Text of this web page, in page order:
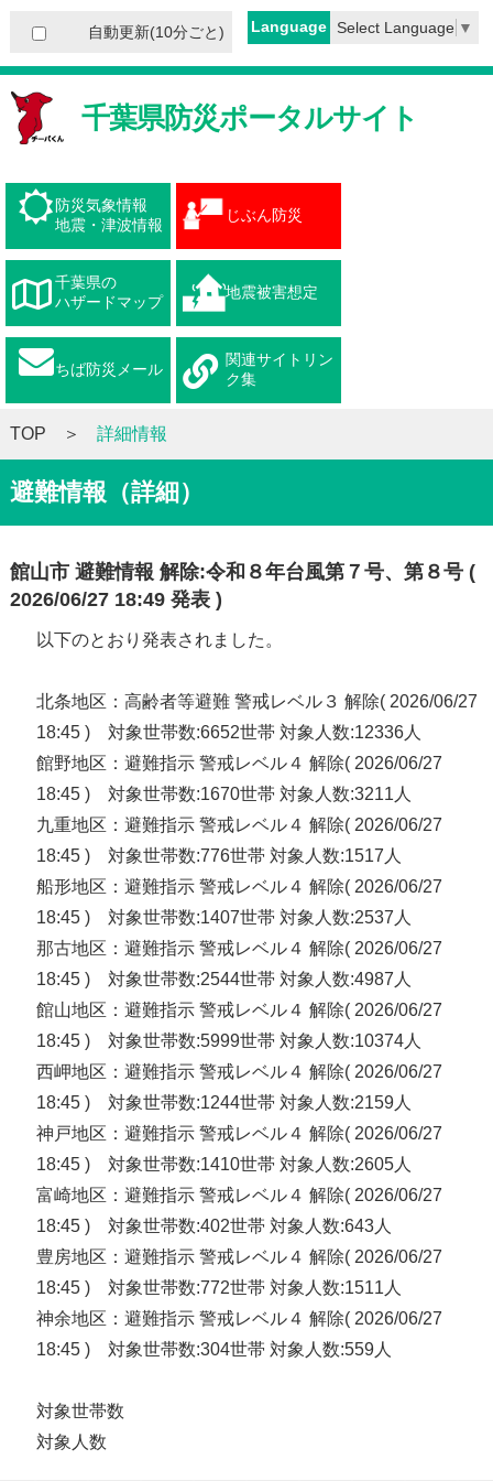
自動更新(10分ごと) Language Select Language ▼
千葉県防災ポータルサイト
防災気象情報
地震・津波情報
じぶん防災
千葉県の
ハザードマップ
地震被害想定
ちば防災メール
関連サイトリン
ク集
TOP 詳細情報
避難情報（詳細）
館山市 避難情報 解除:令和８年台風第７号、第８号 (
2026/06/27 18:49 発表 )
以下のとおり発表されました。
北条地区：高齢者等避難 警戒レベル３ 解除( 2026/06/27
18:45 ) 対象世帯数:6652世帯 対象人数:12336人
館野地区：避難指示 警戒レベル４ 解除( 2026/06/27
18:45 ) 対象世帯数:1670世帯 対象人数:3211人
九重地区：避難指示 警戒レベル４ 解除( 2026/06/27
18:45 ) 対象世帯数:776世帯 対象人数:1517人
船形地区：避難指示 警戒レベル４ 解除( 2026/06/27
18:45 ) 対象世帯数:1407世帯 対象人数:2537人
那古地区：避難指示 警戒レベル４ 解除( 2026/06/27
18:45 ) 対象世帯数:2544世帯 対象人数:4987人
館山地区：避難指示 警戒レベル４ 解除( 2026/06/27
18:45 ) 対象世帯数:5999世帯 対象人数:10374人
西岬地区：避難指示 警戒レベル４ 解除( 2026/06/27
18:45 ) 対象世帯数:1244世帯 対象人数:2159人
神戸地区：避難指示 警戒レベル４ 解除( 2026/06/27
18:45 ) 対象世帯数:1410世帯 対象人数:2605人
富崎地区：避難指示 警戒レベル４ 解除( 2026/06/27
18:45 ) 対象世帯数:402世帯 対象人数:643人
豊房地区：避難指示 警戒レベル４ 解除( 2026/06/27
18:45 ) 対象世帯数:772世帯 対象人数:1511人
神余地区：避難指示 警戒レベル４ 解除( 2026/06/27
18:45 ) 対象世帯数:304世帯 対象人数:559人
対象世帯数
対象人数